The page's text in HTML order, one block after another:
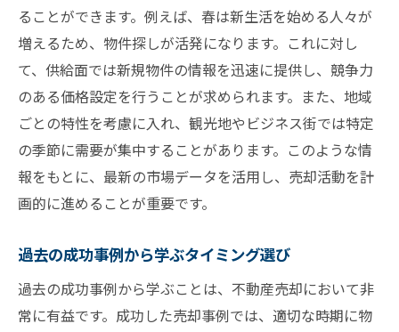
ることができます。例えば、春は新生活を始める人々が
増えるため、物件探しが活発になります。これに対し
て、供給面では新規物件の情報を迅速に提供し、競争力
のある価格設定を行うことが求められます。また、地域
ごとの特性を考慮に入れ、観光地やビジネス街では特定
の季節に需要が集中することがあります。このような情
報をもとに、最新の市場データを活用し、売却活動を計
画的に進めることが重要です。
過去の成功事例から学ぶタイミング選び
過去の成功事例から学ぶことは、不動産売却において非
常に有益です。成功した売却事例では、適切な時期に物